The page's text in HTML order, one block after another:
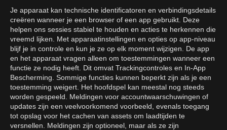
Je apparaat kan technische identificatoren en verbindingsdetails
creëren wanneer je een browser of een app gebruikt. Deze
helpen ons sessies stabiel te houden en acties te herkennen die
vreemd lijken. Met apparaatinstellingen en opties op app-niveau
blijf je in controle en kun je ze op elk moment wijzigen. De app
en het apparaat vragen alleen om toestemmingen wanneer een
functie ze nodig heeft. Dit omvat Trackingcontroles en In-App
Bescherming. Sommige functies kunnen beperkt zijn als je een
toestemming weigert. Het hoofdspel kan meestal nog steeds
worden gespeeld. Meldingen voor accountwaarschuwingen of
updates zijn een veelvoorkomend voorbeeld, evenals toegang
tot opslag voor het cachen van assets om laadtijden te
versnellen. Meldingen zijn optioneel, maar als ze zijn